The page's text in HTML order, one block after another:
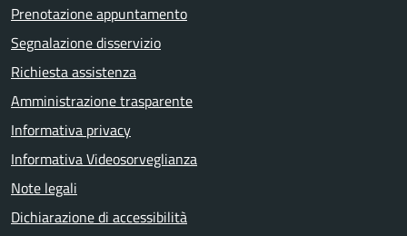
Prenotazione appuntamento
Segnalazione disservizio
Richiesta assistenza
Amministrazione trasparente
Informativa privacy
Informativa Videosorveglianza
Note legali
Dichiarazione di accessibilità